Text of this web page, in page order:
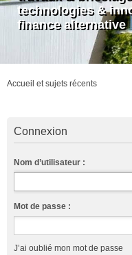
technologies &
finance alternative
Accueil et sujets récents
Connexion
Nom d’utilisateur :
Mot de passe :
J’ai oublié mon mot de passe